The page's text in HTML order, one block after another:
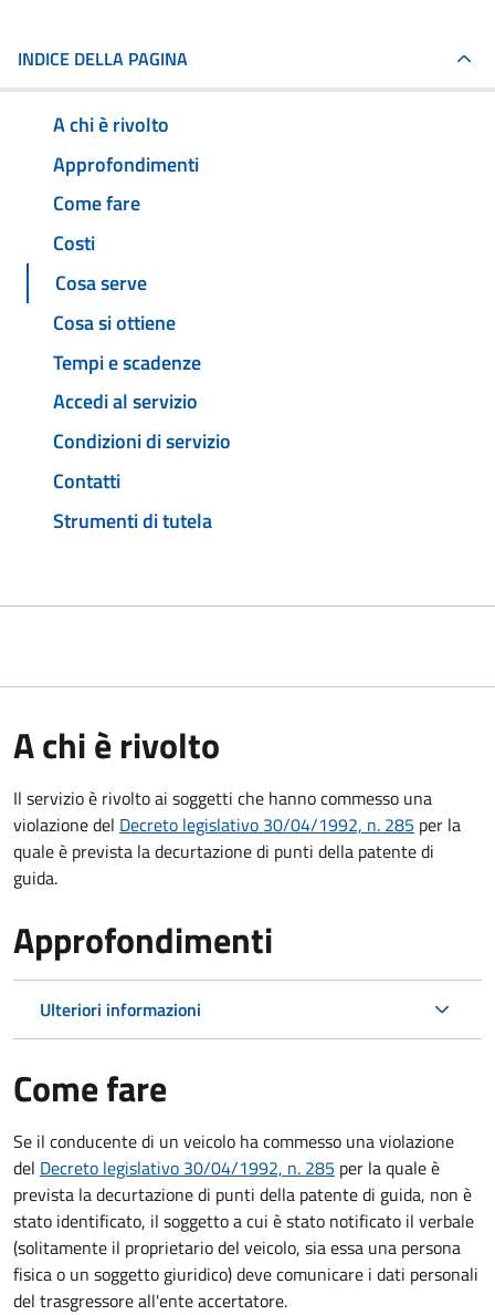
INDICE DELLA PAGINA
A chi è rivolto
Approfondimenti
Come fare
Costi
Cosa serve
Cosa si ottiene
Tempi e scadenze
Accedi al servizio
Condizioni di servizio
Contatti
Strumenti di tutela
A chi è rivolto
Il servizio è rivolto ai soggetti che hanno commesso una
violazione del Decreto legislativo 30/04/1992, n. 285 per la
quale è prevista la decurtazione di punti della patente di
guida.
Approfondimenti
Ulteriori informazioni
Come fare
Se il conducente di un veicolo ha commesso una violazione
del Decreto legislativo 30/04/1992, n. 285 per la quale è
prevista la decurtazione di punti della patente di guida, non è
stato identificato, il soggetto a cui è stato notificato il verbale
(solitamente il proprietario del veicolo, sia essa una persona
fisica o un soggetto giuridico) deve comunicare i dati personali
del trasgressore all'ente accertatore.